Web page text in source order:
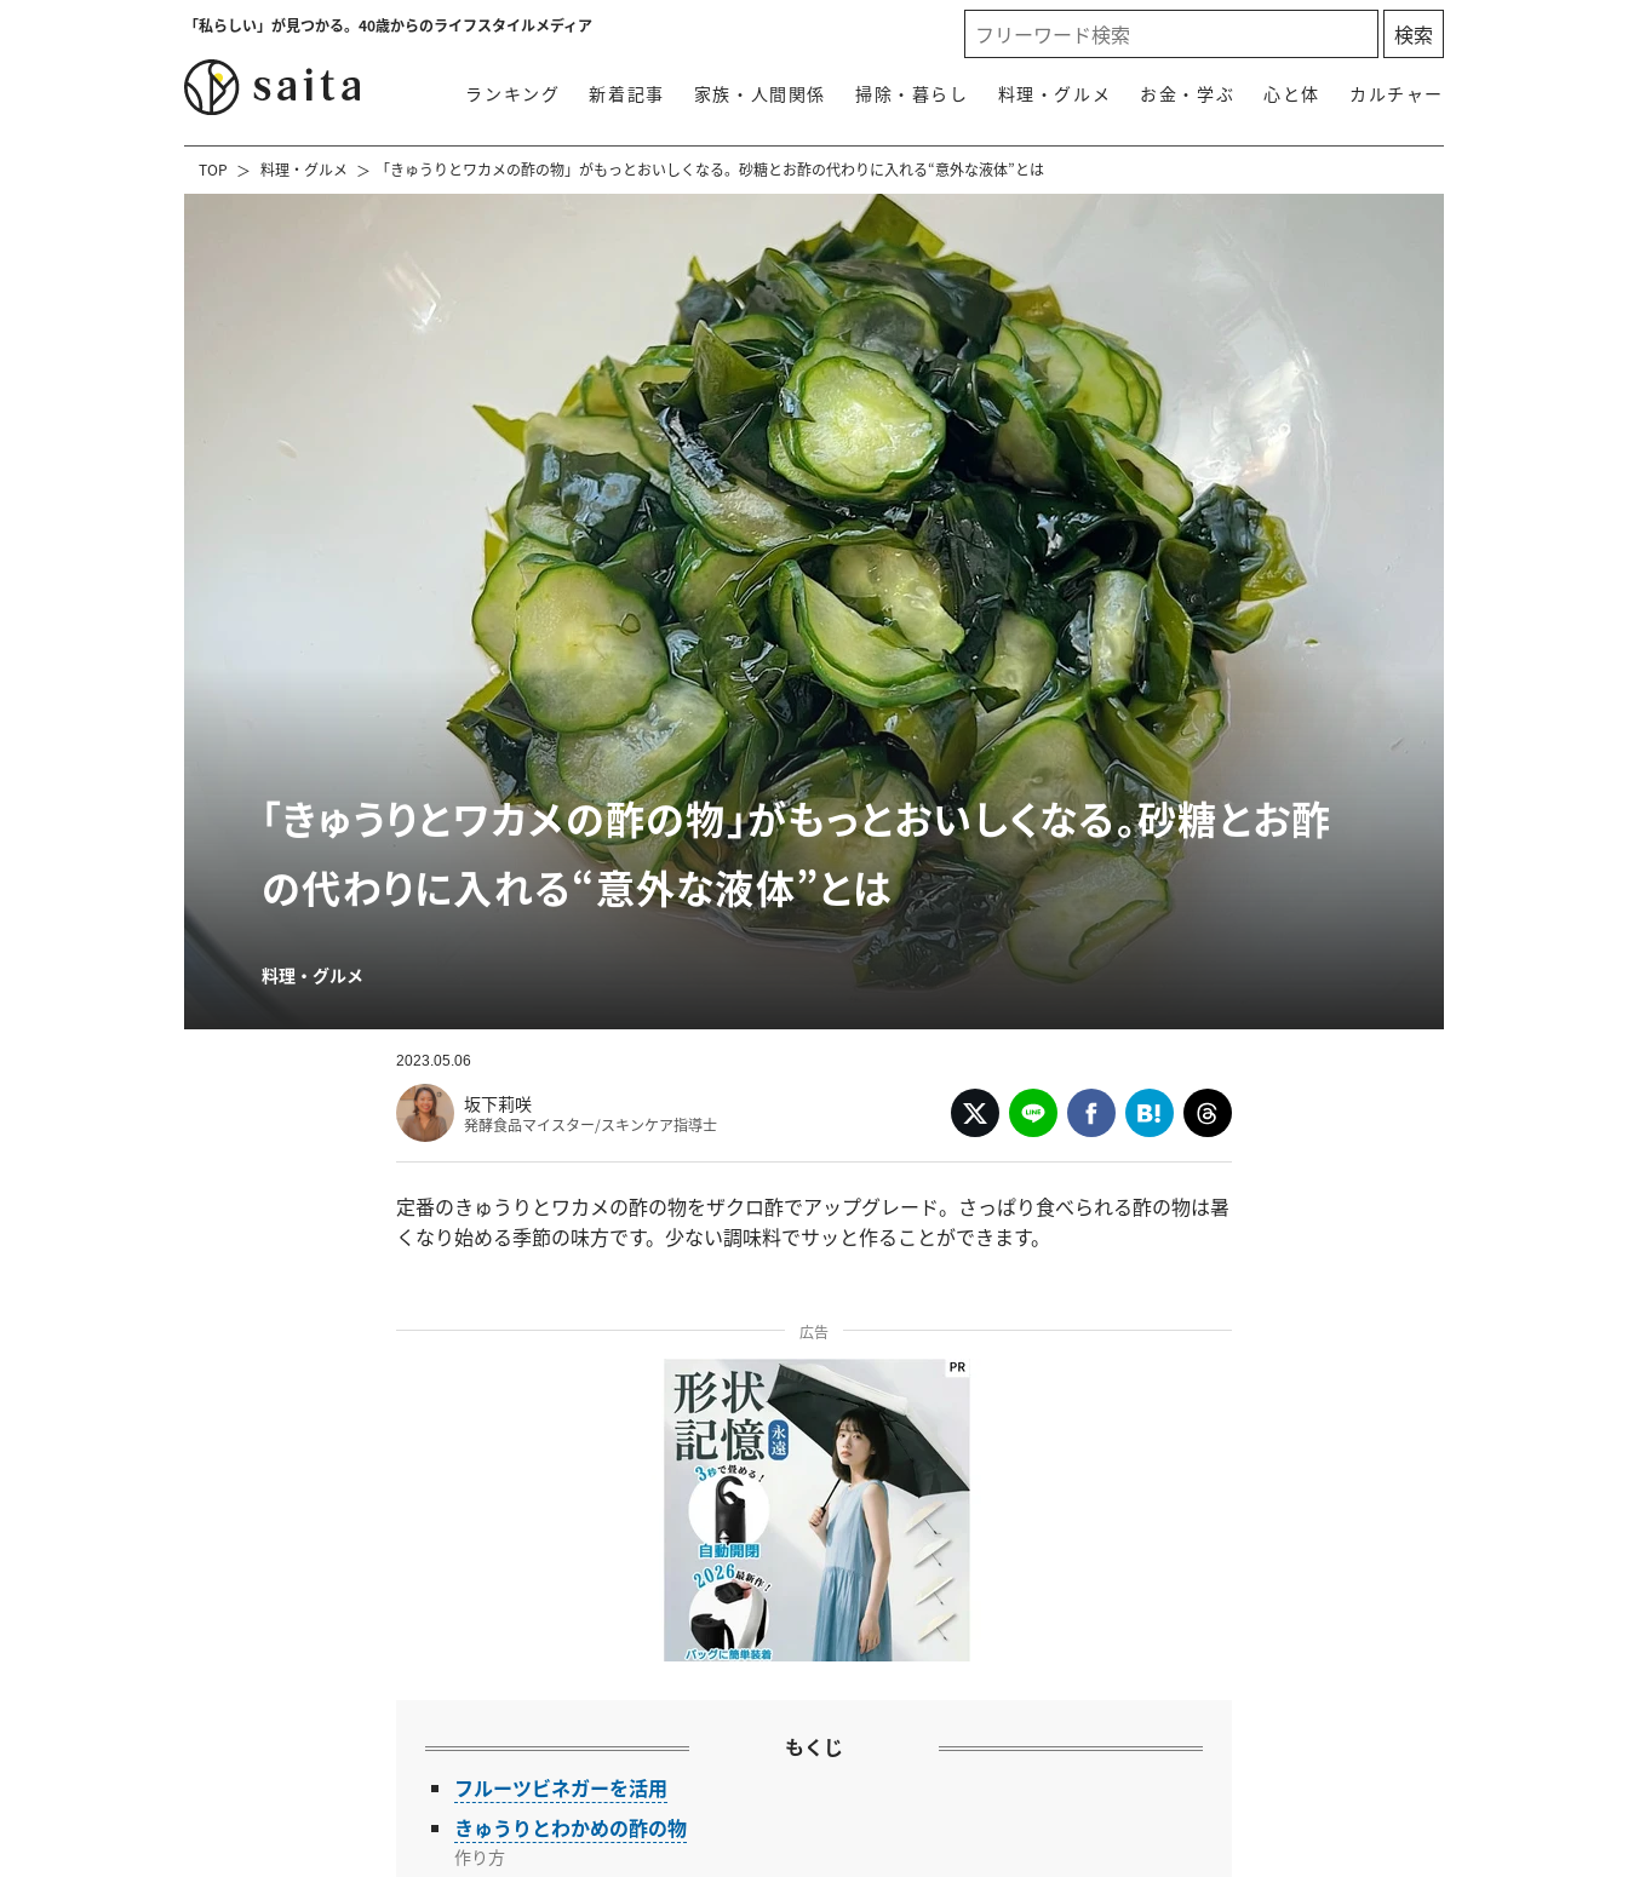
「私らしい」が見つかる。40歳からのライフスタイルメディア
ランキング 新着記事 家族・人間関係 掃除・暮らし 料理・グルメ お金・学ぶ 心と体 カルチャー
TOP 料理・グルメ 「きゅうりとワカメの酢の物」がもっとおいしくなる。砂糖とお酢の代わりに入れる“意外な液体”とは
「きゅうりとワカメの酢の物」がもっとおいしくなる。砂糖とお酢
の代わりに入れる“意外な液体”とは
料理・グルメ
2023.05.06
坂下莉咲
発酵食品マイスター/スキンケア指導士
定番のきゅうりとワカメの酢の物をザクロ酢でアップグレード。さっぱり食べられる酢の物は暑
くなり始める季節の味方です。少ない調味料でサッと作ることができます。
広告
もくじ
フルーツビネガーを活用
きゅうりとわかめの酢の物
作り方